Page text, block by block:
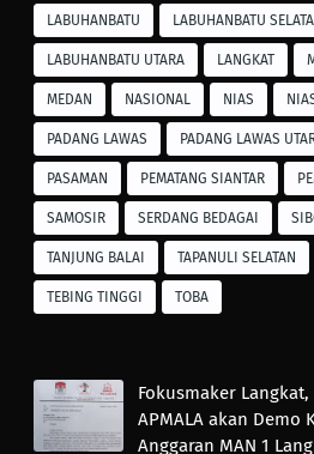
LABUHANBATU LABUHANBATU
LABUHANBATU UTARA LANGKAT
MEDAN NASIONAL NIAS
PADANG LAWAS PADANG LAWAS
PASAMAN PEMATANG SIANTAR
SAMOSIR SERDANG BEDAGAI
TANJUNG BALAI TAPANULI SELATAN
TEBING TINGGI TOBA
Fokusmaker Langkat,
APMALA akan Demo
Anggaran MAN 1